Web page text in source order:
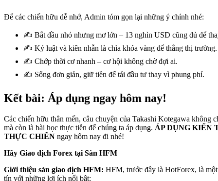
Để các chiến hữu dễ nhớ, Admin tóm gọn lại những ý chính nhé:
✍️ Bắt đầu nhỏ nhưng mơ lớn – 13 nghìn USD cũng đủ để
✍️ Kỷ luật và kiên nhẫn là chìa khóa vàng để thắng thị trường.
✍️ Chớp thời cơ nhanh – cơ hội không chờ đợi ai.
✍️ Sống đơn giản, giữ tiền để tái đầu tư thay vì phung phí.
Kết bài: Áp dụng ngay hôm nay!
Các chiến hữu thân mến, câu chuyện của Takashi Kotegawa không
mà còn là bài học thực tiễn để chúng ta áp dụng. ÁP DỤNG KIẾN
THỰC CHIẾN ngay hôm nay đi nhé!
Hãy Giao dịch Forex tại Sàn HFM
Giới thiệu sàn giao dịch HFM: HFM, trước đây là HotForex, là
tín với những lợi ích nổi bật: